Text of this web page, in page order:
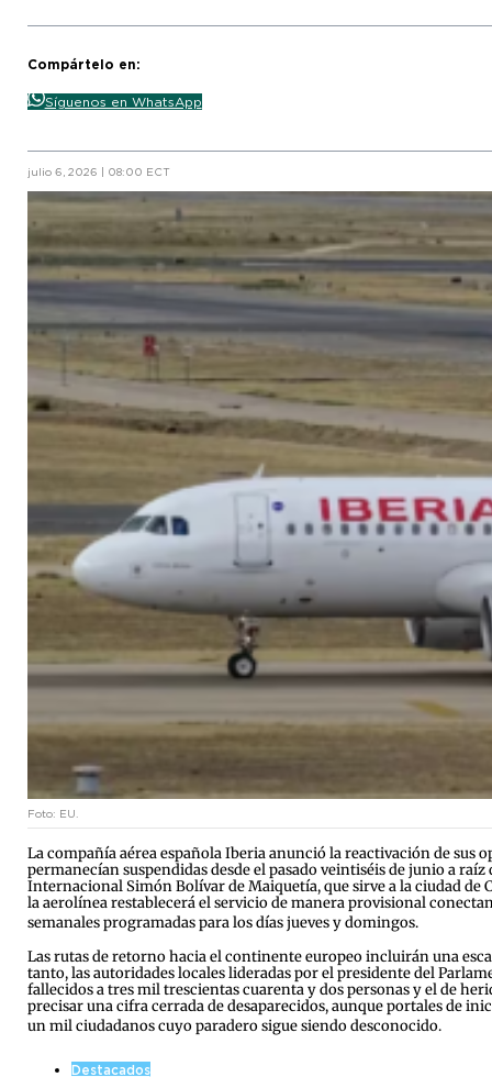
Compártelo en:
Síguenos en WhatsApp
julio 6, 2026 | 08:00 ECT
Foto: EU.
La compañía aérea española Iberia anunció la reactivación de sus
permanecían suspendidas desde el pasado veintiséis de junio a
Internacional Simón Bolívar de Maiquetía, que sirve a la ciudad de
la aerolínea restablecerá el servicio de manera provisional
semanales programadas para los días jueves y domingos.
Las rutas de retorno hacia el continente europeo incluirán una
tanto, las autoridades locales lideradas por el presidente del
fallecidos a tres mil trescientas cuarenta y dos personas y el de
precisar una cifra cerrada de desaparecidos, aunque portales de
un mil ciudadanos cuyo paradero sigue siendo desconocido.
Destacados